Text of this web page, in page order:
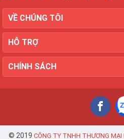
VỀ CHÚNG TÔI
HỖ TRỢ
CHÍNH SÁCH
© 2019 CÔNG TY TNHH THƯƠNG MẠI